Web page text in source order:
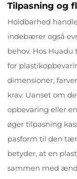
Tilpasning og
Holdbarhed
indebærer også
behov. Hos
for
dimensioner,
krav. Uanset om
opbevaring eller
øger tilpasning
pasform til den
betyder, at en
sammen med